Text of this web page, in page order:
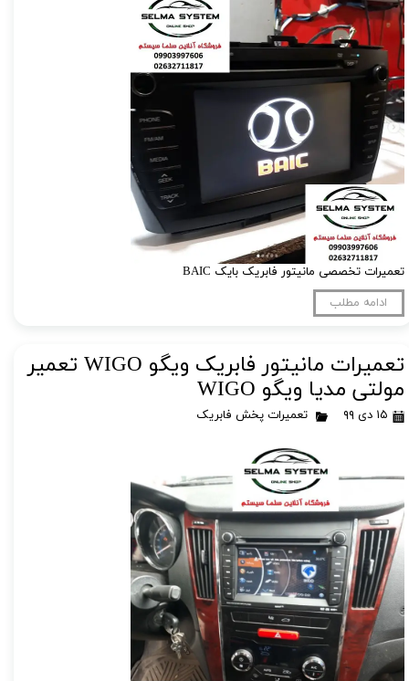
تعمیرات تخصصی مانیتور فابریک بایک BAIC
ادامه مطلب
تعمیرات مانیتور فابریک ویگو WIGO تعمیر
مولتی مدیا ویگو WIGO
۱۵ دی ۹۹ تعمیرات پخش فابریک